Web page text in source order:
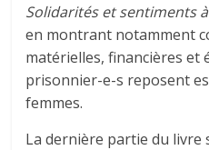
Solidarités et sentiments
en montrant notamment
matérielles, financières et
prisonnier-e-s reposent
femmes.
La dernière partie du livre